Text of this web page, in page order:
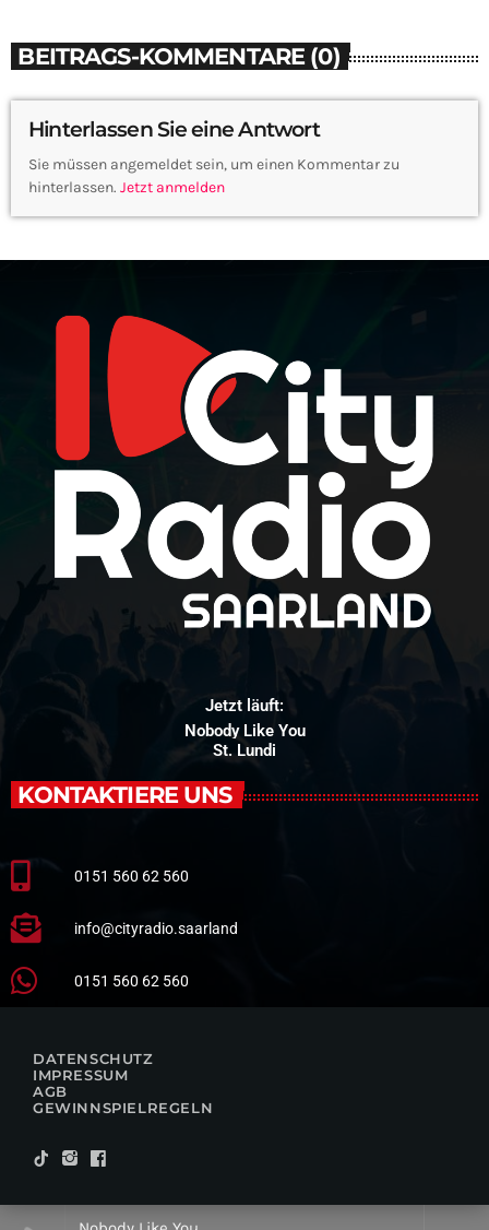
BEITRAGS-KOMMENTARE (0)
Hinterlassen Sie eine Antwort
Sie müssen angemeldet sein, um einen Kommentar zu
hinterlassen. Jetzt anmelden
Jetzt läuft:
Nobody Like You
St. Lundi
KONTAKTIERE UNS
0151 560 62 560
info@cityradio.saarland
0151 560 62 560
DATENSCHUTZ
IMPRESSUM
AGB
GEWINNSPIELREGELN